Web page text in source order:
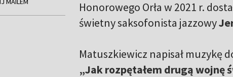
Honorowego Orła w 2021 r.
świetny saksofonista jazzowy
Matuszkiewicz napisał muzykę
„Jak rozpętałem drugą wojnę